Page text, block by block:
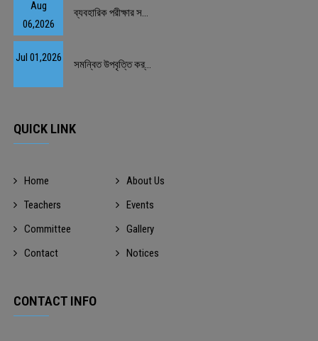
Aug
06,2026
ব্যবহারিক পরীক্ষার স...
Jul 01,2026
সমন্বিত উপবৃত্তি কর্...
QUICK LINK
Home
About Us
Teachers
Events
Committee
Gallery
Contact
Notices
CONTACT INFO